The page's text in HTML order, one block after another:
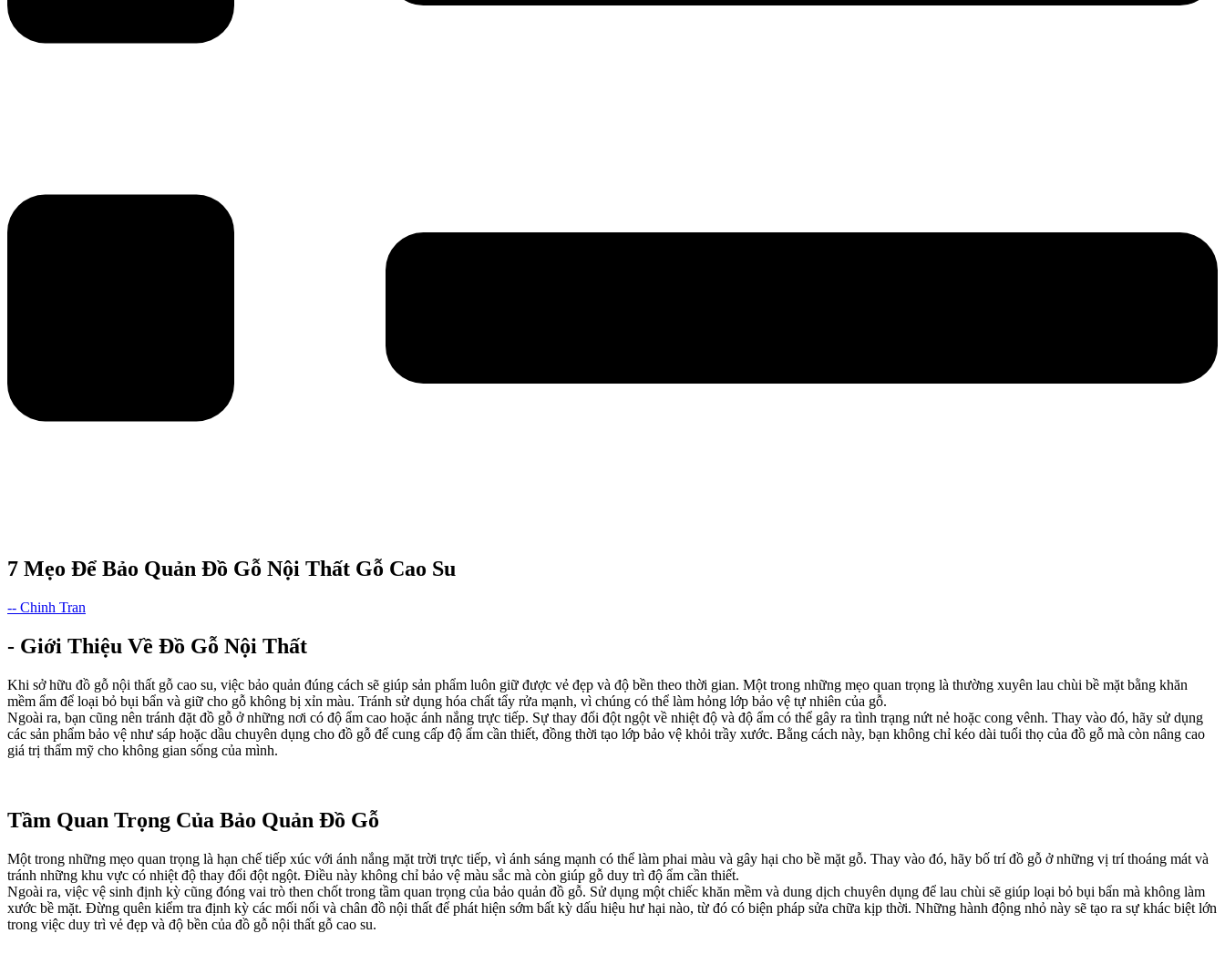
7 Mẹo Để Bảo Quản Đồ Gỗ Nội Thất Gỗ Cao Su
-- Chinh Tran
- Giới Thiệu Về Đồ Gỗ Nội Thất
Khi sở hữu đồ gỗ nội thất gỗ cao su, việc bảo quản đúng cách sẽ giúp sản phẩm luôn giữ được vẻ đẹp và độ bền theo thời gian. Một trong những mẹo quan trọng là thường xuyên lau chùi bề mặt bằng khăn
mềm ẩm để loại bỏ bụi bẩn và giữ cho gỗ không bị xỉn màu. Tránh sử dụng hóa chất tẩy rửa mạnh, vì chúng có thể làm hỏng lớp bảo vệ tự nhiên của gỗ.
Ngoài ra, bạn cũng nên tránh đặt đồ gỗ ở những nơi có độ ẩm cao hoặc ánh nắng trực tiếp. Sự thay đổi đột ngột về nhiệt độ và độ ẩm có thể gây ra tình trạng nứt nẻ hoặc cong vênh. Thay vào đó, hãy sử dụng
các sản phẩm bảo vệ như sáp hoặc dầu chuyên dụng cho đồ gỗ để cung cấp độ ẩm cần thiết, đồng thời tạo lớp bảo vệ khỏi trầy xước. Bằng cách này, bạn không chỉ kéo dài tuổi thọ của đồ gỗ mà còn nâng cao
giá trị thẩm mỹ cho không gian sống của mình.
Tầm Quan Trọng Của Bảo Quản Đồ Gỗ
Một trong những mẹo quan trọng là hạn chế tiếp xúc với ánh nắng mặt trời trực tiếp, vì ánh sáng mạnh có thể làm phai màu và gây hại cho bề mặt gỗ. Thay vào đó, hãy bố trí đồ gỗ ở những vị trí thoáng mát và
tránh những khu vực có nhiệt độ thay đổi đột ngột. Điều này không chỉ bảo vệ màu sắc mà còn giúp gỗ duy trì độ ẩm cần thiết.
Ngoài ra, việc vệ sinh định kỳ cũng đóng vai trò then chốt trong tầm quan trọng của bảo quản đồ gỗ. Sử dụng một chiếc khăn mềm và dung dịch chuyên dụng để lau chùi sẽ giúp loại bỏ bụi bẩn mà không làm
xước bề mặt. Đừng quên kiểm tra định kỳ các mối nối và chân đồ nội thất để phát hiện sớm bất kỳ dấu hiệu hư hại nào, từ đó có biện pháp sửa chữa kịp thời. Những hành động nhỏ này sẽ tạo ra sự khác biệt lớn
trong việc duy trì vẻ đẹp và độ bền của đồ gỗ nội thất gỗ cao su.